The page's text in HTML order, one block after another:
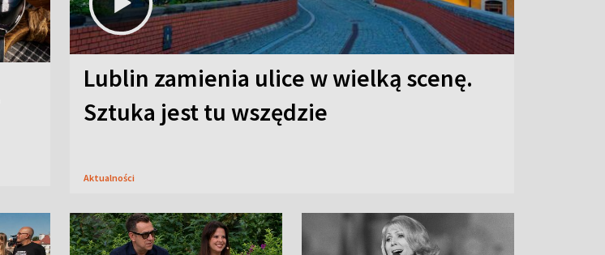
Lublin zamienia ulice w wielką scenę.
Sztuka jest tu wszędzie
Aktualności